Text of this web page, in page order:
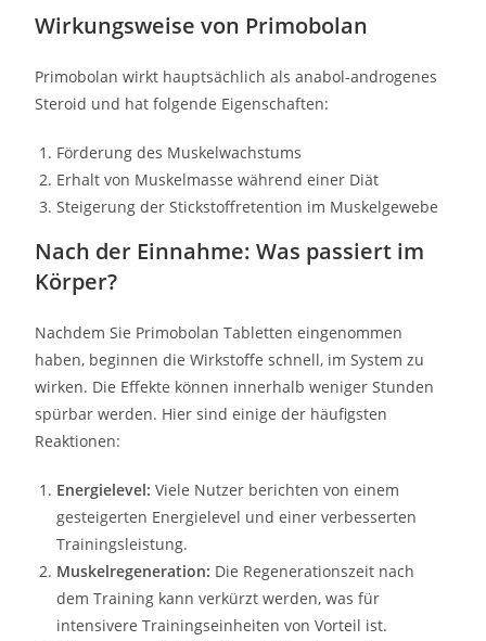
Wirkungsweise von Primobolan
Primobolan wirkt hauptsächlich als anabol-androgenes
Steroid und hat folgende Eigenschaften:
Förderung des Muskelwachstums
Erhalt von Muskelmasse während einer Diät
Steigerung der Stickstoffretention im Muskelgewebe
Nach der Einnahme: Was passiert im
Körper?
Nachdem Sie Primobolan Tabletten eingenommen
haben, beginnen die Wirkstoffe schnell, im System zu
wirken. Die Effekte können innerhalb weniger Stunden
spürbar werden. Hier sind einige der häufigsten
Reaktionen:
Energielevel: Viele Nutzer berichten von einem
gesteigerten Energielevel und einer verbesserten
Trainingsleistung.
Muskelregeneration: Die Regenerationszeit nach
dem Training kann verkürzt werden, was für
intensivere Trainingseinheiten von Vorteil ist.